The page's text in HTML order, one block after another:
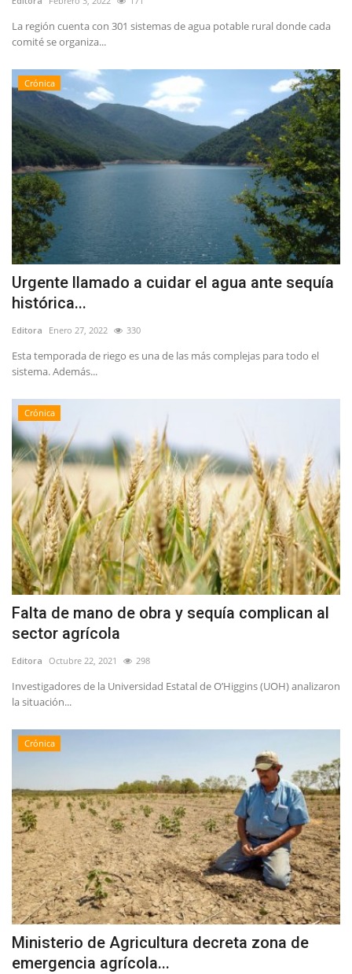
La región cuenta con 301 sistemas de agua potable rural donde cada
comité se organiza...
Crónica
Urgente llamado a cuidar el agua ante sequía
histórica...
Editora Enero 27, 2022 330
Esta temporada de riego es una de las más complejas para todo el
sistema. Además...
Crónica
Falta de mano de obra y sequía complican al
sector agrícola
Editora Octubre 22, 2021 298
Investigadores de la Universidad Estatal de O’Higgins (UOH) analizaron
la situación...
Crónica
Ministerio de Agricultura decreta zona de
emergencia agrícola...